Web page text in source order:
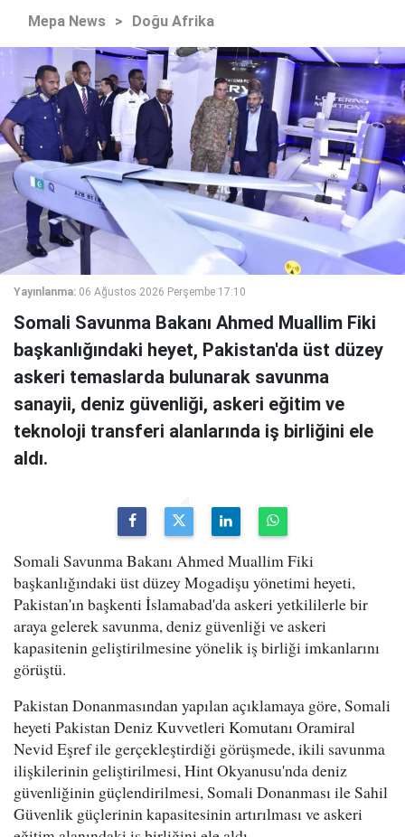
Mepa News > Doğu Afrika
Yayınlanma: 06 Ağustos 2026 Perşembe 17:10
Somali Savunma Bakanı Ahmed Muallim Fiki
başkanlığındaki heyet, Pakistan'da üst düzey
askeri temaslarda bulunarak savunma
sanayii, deniz güvenliği, askeri eğitim ve
teknoloji transferi alanlarında iş birliğini ele
aldı.
Somali Savunma Bakanı Ahmed Muallim Fiki
başkanlığındaki üst düzey Mogadişu yönetimi heyeti,
Pakistan'ın başkenti İslamabad'da askeri yetkililerle bir
araya gelerek savunma, deniz güvenliği ve askeri
kapasitenin geliştirilmesine yönelik iş birliği imkanlarını
görüştü.
Pakistan Donanmasından yapılan açıklamaya göre, Somali
heyeti Pakistan Deniz Kuvvetleri Komutanı Oramiral
Nevid Eşref ile gerçekleştirdiği görüşmede, ikili savunma
ilişkilerinin geliştirilmesi, Hint Okyanusu'nda deniz
güvenliğinin güçlendirilmesi, Somali Donanması ile Sahil
Güvenlik güçlerinin kapasitesinin artırılması ve askeri